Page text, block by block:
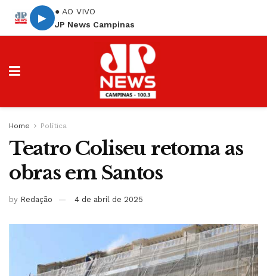
▶
● AO VIVO
JP News Campinas
Home Política
Teatro Coliseu retoma as
obras em Santos
by Redação 4 de abril de 2025